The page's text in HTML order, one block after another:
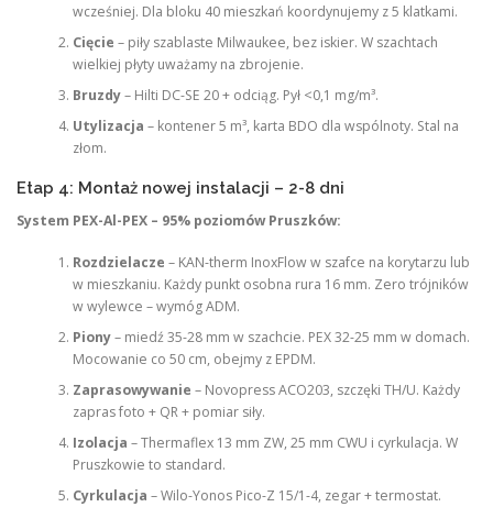
wcześniej. Dla bloku 40 mieszkań koordynujemy z 5 klatkami.
Cięcie – piły szablaste Milwaukee, bez iskier. W szachtach
wielkiej płyty uważamy na zbrojenie.
Bruzdy– Hilti DC-SE 20 + odciąg. Pył <0,1 mg/m³.
Utylizacja – kontener 5 m³, karta BDO dla wspólnoty. Stal na
złom.
Etap 4: Montaż nowej instalacji – 2-8 dni
System PEX-Al-PEX – 95% poziomów Pruszków:
Rozdzielacze – KAN-therm InoxFlow w szafce na korytarzu lub
w mieszkaniu. Każdy punkt osobna rura 16 mm. Zero trójników
w wylewce – wymóg ADM.
Piony– miedź 35-28 mm w szachcie. PEX 32-25 mm w domach.
Mocowanie co 50 cm, obejmy z EPDM.
Zaprasowywanie – Novopress ACO203, szczęki TH/U. Każdy
zapras foto + QR + pomiar siły.
Izolacja – Thermaflex 13 mm ZW, 25 mm CWU i cyrkulacja. W
Pruszkowie to standard.
Cyrkulacja – Wilo-Yonos Pico-Z 15/1-4, zegar + termostat.